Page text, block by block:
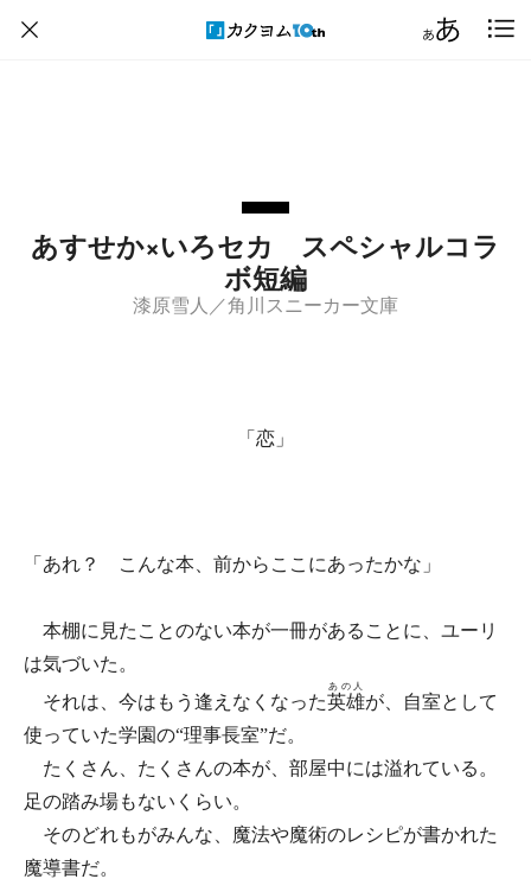
あすせか×いろセカ スペシャルコラ
ボ短編
漆原雪人／角川スニーカー文庫
「恋」
「あれ？ こんな本、前からここにあったかな」
本棚に見たことのない本が一冊があることに、ユーリ
は気づいた。
それは、今はもう逢えなくなった英雄
あの人
が、自室として
使っていた学園の“理事長室”だ。
たくさん、たくさんの本が、部屋中には溢れている。
足の踏み場もないくらい。
そのどれもがみんな、魔法や魔術のレシピが書かれた
魔導書だ。